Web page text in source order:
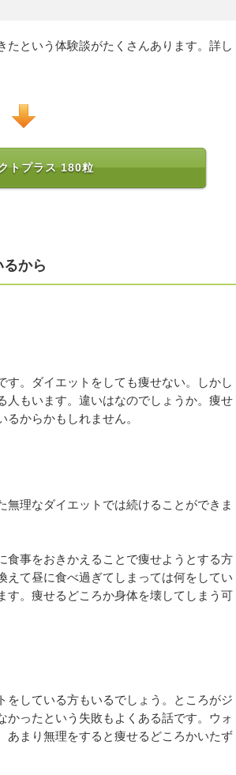
たという体験談がたくさんあります。詳し
トプラス 180粒
から
す。ダイエットをしても痩せない。しかし
人もいます。違いはなのでしょうか。痩せ
からかもしれません。
理なダイエットでは続けることができま
食事をおきかえることで痩せようとする方
て昼に食べ過ぎてしまっては何をしてい
す。痩せるどころか身体を壊してしまう可
をしている方もいるでしょう。ところがジ
かったという失敗もよくある話です。ウォ
あまり無理をすると痩せるどころかいたず